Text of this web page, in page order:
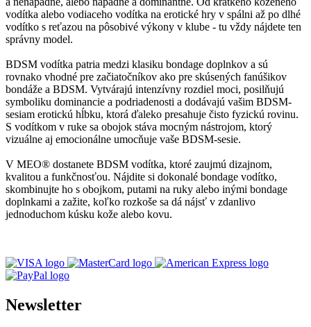
vodítka alebo vodiaceho vodítka na erotické hry v spálni až po dlhé
vodítko s reťazou na pôsobivé výkony v klube - tu vždy nájdete ten
správny model.
BDSM vodítka patria medzi klasiku bondage doplnkov a sú
rovnako vhodné pre začiatočníkov ako pre skúsených fanúšikov
bondáže a BDSM. Vytvárajú intenzívny rozdiel moci, posilňujú
symboliku dominancie a podriadenosti a dodávajú vašim BDSM-
sesiam erotickú hĺbku, ktorá ďaleko presahuje čisto fyzickú rovinu.
S vodítkom v ruke sa obojok stáva mocným nástrojom, ktorý
vizuálne aj emocionálne umocňuje vaše BDSM-sesie.
V MEO® dostanete BDSM vodítka, ktoré zaujmú dizajnom,
kvalitou a funkčnosťou. Nájdite si dokonalé bondage vodítko,
skombinujte ho s obojkom, putami na ruky alebo inými bondage
doplnkami a zažite, koľko rozkoše sa dá nájsť v zdanlivo
jednoduchom kúsku kože alebo kovu.
Newsletter